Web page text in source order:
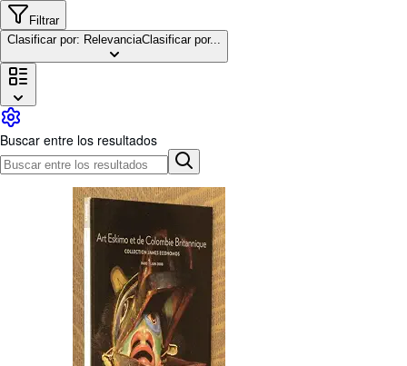
Colecciones
Libros antiguos
Arte y coleccionismo
Vendedores
Comenzar a vender
Ayuda
CERRAR
Filtrar
Clasificar por: RelevanciaClasificar por...
Buscar entre los resultados